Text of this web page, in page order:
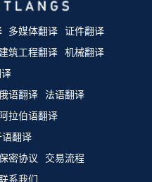
多媒体翻译 证件翻译
筑工程翻译 机械翻译
语翻译
法语翻译
阿拉伯语翻译
翻译
密协议
交易流程
系我们